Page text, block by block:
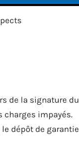
de la signature du
charges impayés.
dépôt de garantie